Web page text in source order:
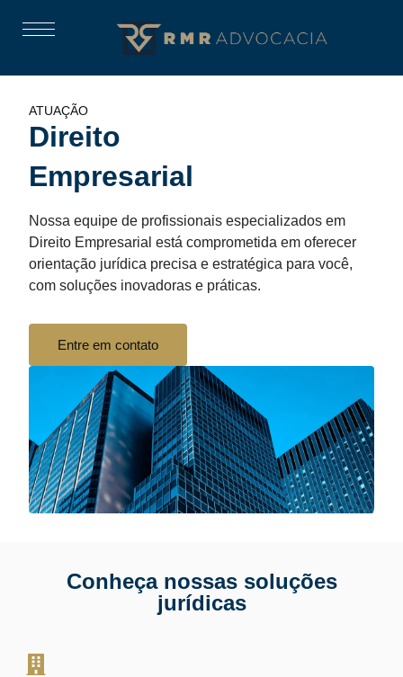
ATUAÇÃO
Direito
Empresarial
Nossa equipe de profissionais especializados em
Direito Empresarial está comprometida em oferecer
orientação jurídica precisa e estratégica para você,
com soluções inovadoras e práticas.
Entre em contato
Conheça nossas soluções
jurídicas